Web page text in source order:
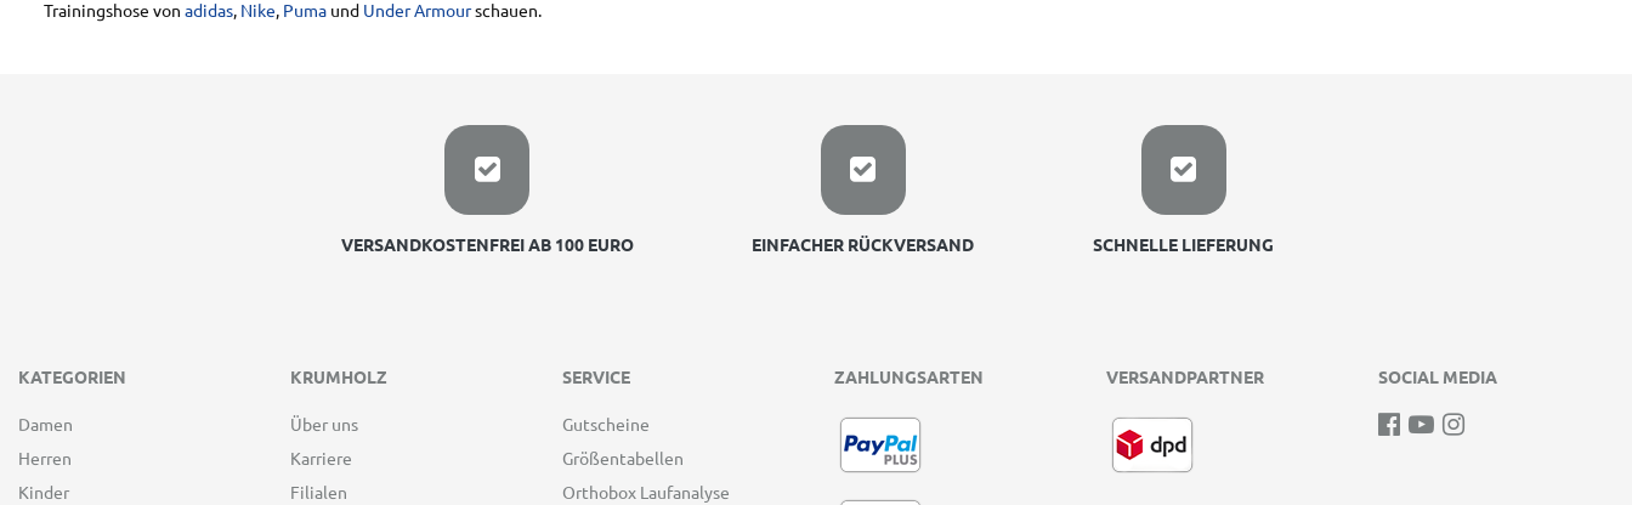
Trainingshose von adidas, Nike, Puma und Under Armourschauen.
VERSANDKOSTENFREI AB 100 EURO EINFACHER RÜCKVERSAND SCHNELLE LIEFERUNG
KATEGORIEN
Damen
Herren
Kinder
KRUMHOLZ
Über uns
Karriere
Filialen
SERVICE
Gutscheine
Größentabellen
Orthobox Laufanalyse
ZAHLUNGSARTEN VERSANDPARTNER SOCIAL MEDIA